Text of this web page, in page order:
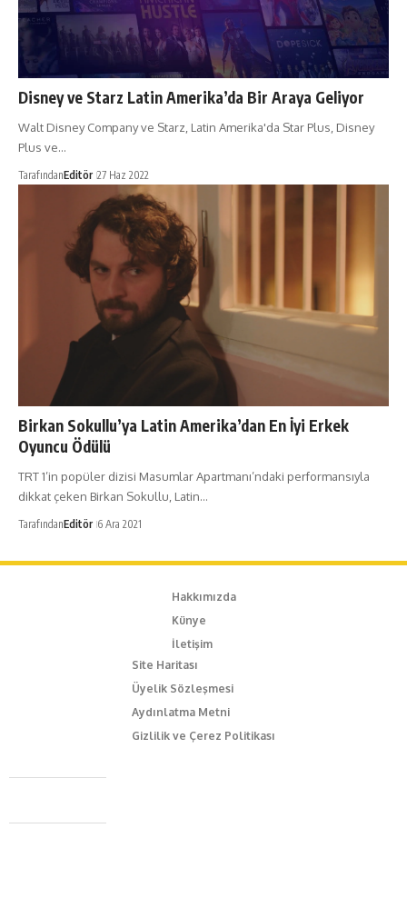
Disney ve Starz Latin Amerika’da Bir Araya Geliyor
Walt Disney Company ve Starz, Latin Amerika'da Star Plus, Disney
Plus ve…
TarafındanEditör 27 Haz 2022
Birkan Sokullu’ya Latin Amerika’dan En İyi Erkek
Oyuncu Ödülü
TRT 1’in popüler dizisi Masumlar Apartmanı’ndaki performansıyla
dikkat çeken Birkan Sokullu, Latin…
TarafındanEditör 6 Ara 2021
Hakkımızda
Künye
İletişim
Site Haritası
Üyelik Sözleşmesi
Aydınlatma Metni
Gizlilik ve Çerez Politikası
Caferağa Mah. Dr. Şakir Paşa Sok. No3/A Kadıköy İstanbul
+90 543 345 46 00